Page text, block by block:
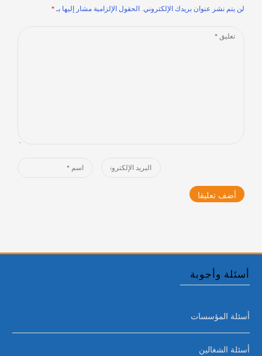
لن يتم نشر عنوان بريدك الإلكتروني. الحقول الإلزامية مشار إليها بـ*
Comment
Name
Email
أسئلة وأجوبة
أسئلة المؤسسات
أسئلة الشغالين